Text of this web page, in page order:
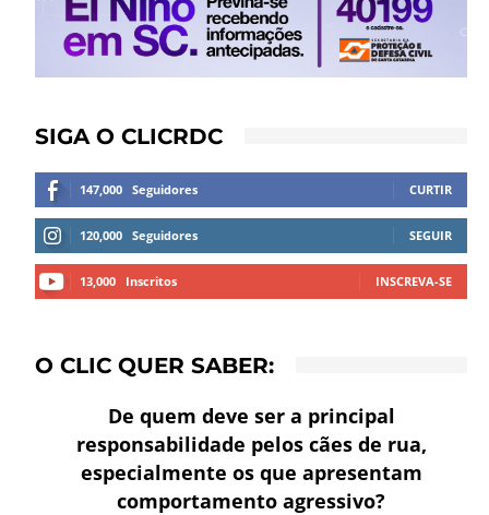
SIGA O CLICRDC
147,000 Seguidores CURTIR
120,000 Seguidores SEGUIR
13,000 Inscritos INSCREVA-SE
O CLIC QUER SABER:
De quem deve ser a principal
responsabilidade pelos cães de rua,
especialmente os que apresentam
comportamento agressivo?